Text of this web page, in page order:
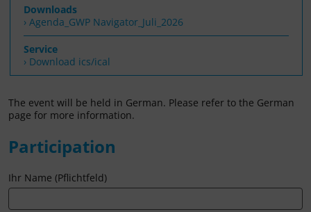
Downloads
Agenda_GWP Navigator_Juli_2026
Service
› Download ics/ical
The event will be held in German. Please refer to the German
page for more information.
Participation
Ihr Name (Pflichtfeld)